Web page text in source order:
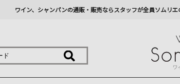
ワイン、シャンパンの通販・販売ならスタッフが全員ソムリ